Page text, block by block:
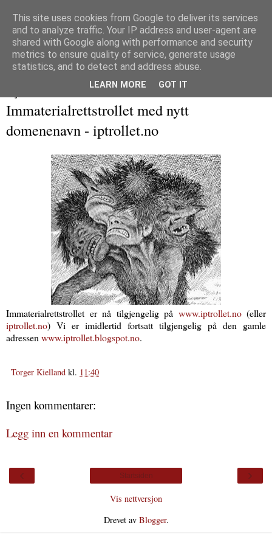
Immaterialretts­trollet
En blogg om immaterialrett og tilliggende herligheter
Immaterialrettstrollet med nytt
domenenavn - iptrollet.no
Immaterialrettstrollet er nå tilgjengelig på www.iptrollet.no(eller
iptrollet.no) Vi er imidlertid fortsatt tilgjengelig på den gamle
adressen www.iptrollet.blogspot.no.
Torger Kielland kl. 11:40
Ingen kommentarer:
Legg inn en kommentar
‹ ›
Startsiden
Vis nettversjon
Drevet av Blogger.
This site uses cookies from Google to deliver its services
and to analyze traffic. Your IP address and user-agent are
shared with Google along with performance and security
metrics to ensure quality of service, generate usage
statistics, and to detect and address abuse.
LEARN MORE GOT IT